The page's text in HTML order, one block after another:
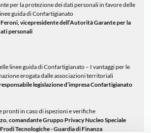
per la protezione dei dati personali in favore delle
vicepresidente dell’Autorità Garante per la
personali
linee guida di Confartigianato – I vantaggi per le
legislazione d’impresa Confartigianato
comandante Gruppo Privacy Nucleo Speciale
Tecnologiche - Guardia di Finanza